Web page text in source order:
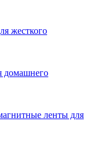
жесткого
домашнего
ленты для